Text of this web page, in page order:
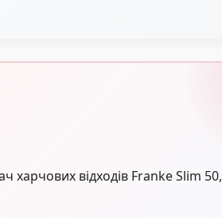
відходів Franke Slim 50,